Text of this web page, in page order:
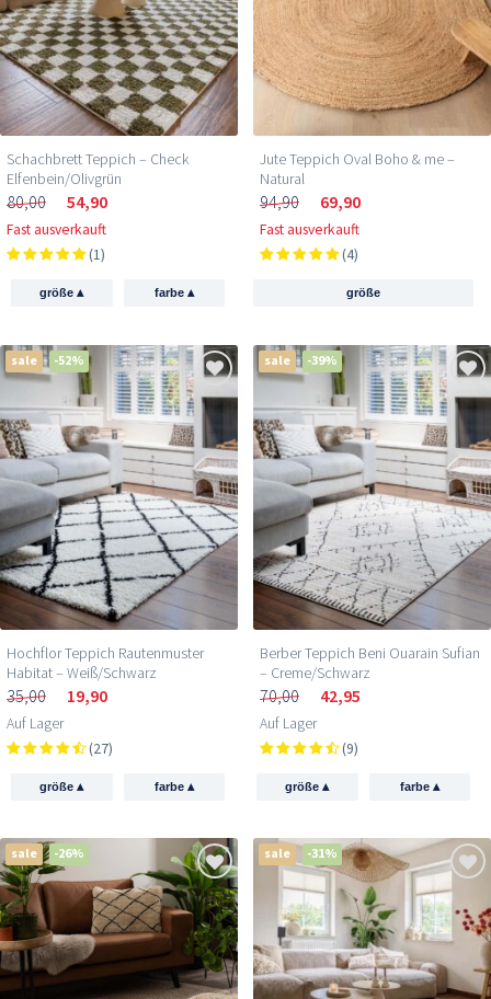
Schachbrett Teppich – Check
Elfenbein/Olivgrün
80,00 54,90
Fast ausverkauft
(1)
größe▴ farbe ▴
Jute Teppich Oval Boho & me –
Natural
94,90 69,90
Fast ausverkauft
(4)
größe
sale -52%
Hochflor Teppich Rautenmuster
Habitat – Weiß/Schwarz
35,00 19,90
Auf Lager
(27)
größe▴ farbe ▴
sale -39%
Berber Teppich Beni Ouarain Sufian
– Creme/Schwarz
70,00 42,95
Auf Lager
(9)
größe▴ farbe ▴
sale -26% sale -31%